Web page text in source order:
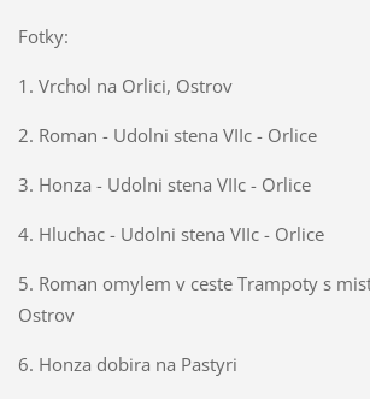
Fotky:
1. Vrchol na Orlici, Ostrov
2. Roman - Udolni stena VIIc - Orlice
3. Honza - Udolni stena VIIc - Orlice
4. Hluchac - Udolni stena VIIc - Orlice
5. Roman omylem v ceste Trampoty s
Ostrov
6. Honza dobira na Pastyri